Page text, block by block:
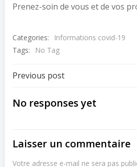
Prenez-soin de vous et de vos
Categories:
Informations covid-19
Tags:
No Tag
Post
navigation
Previous post
No responses yet
Laisser un commentaire
Votre adresse e-mail ne sera pas